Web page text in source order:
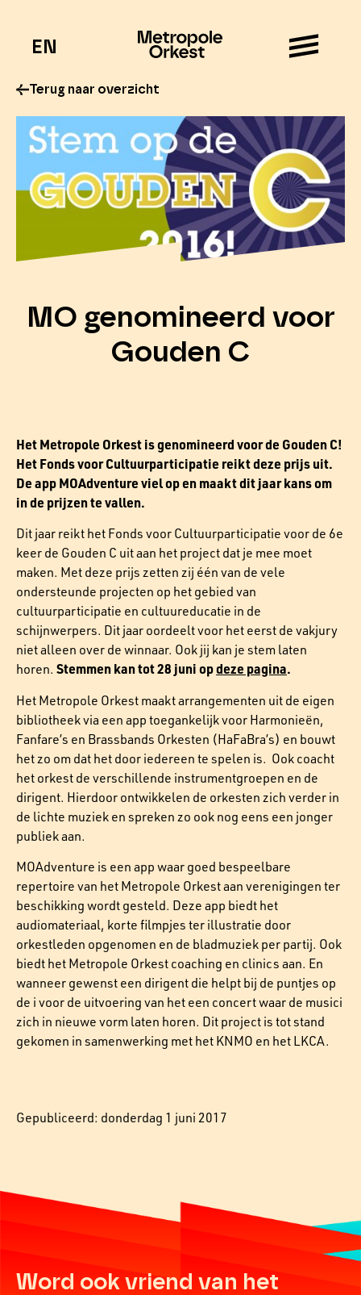
EN
Terug naar overzicht
MO genomineerd voor
Gouden C
Het Metropole Orkest is genomineerd voor de Gouden C!
Het Fonds voor Cultuurparticipatie reikt deze prijs uit.
De app MOAdventure viel op en maakt dit jaar kans om
in de prijzen te vallen.
Dit jaar reikt het Fonds voor Cultuurparticipatie voor de 6e
keer de Gouden C uit aan het project dat je mee moet
maken. Met deze prijs zetten zij één van de vele
ondersteunde projecten op het gebied van
cultuurparticipatie en cultuureducatie in de
schijnwerpers. Dit jaar oordeelt voor het eerst de vakjury
niet alleen over de winnaar. Ook jij kan je stem laten
horen. Stemmen kan tot 28 juni opdeze pagina.
Het Metropole Orkest maakt arrangementen uit de eigen
bibliotheek via een app toegankelijk voor Harmonieën,
Fanfare’s en Brassbands Orkesten (HaFaBra’s) en bouwt
het zo om dat het door iedereen te spelen is. Ook coacht
het orkest de verschillende instrumentgroepen en de
dirigent. Hierdoor ontwikkelen de orkesten zich verder in
de lichte muziek en spreken zo ook nog eens een jonger
publiek aan.
MOAdventure is een app waar goed bespeelbare
repertoire van het Metropole Orkest aan verenigingen ter
beschikking wordt gesteld. Deze app biedt het
audiomateriaal, korte filmpjes ter illustratie door
orkestleden opgenomen en de bladmuziek per partij. Ook
biedt het Metropole Orkest coaching en clinics aan. En
wanneer gewenst een dirigent die helpt bij de puntjes op
de i voor de uitvoering van het een concert waar de musici
zich in nieuwe vorm laten horen. Dit project is tot stand
gekomen in samenwerking met het KNMO en het LKCA.
Gepubliceerd: donderdag 1 juni 2017
Word ook vriend van het